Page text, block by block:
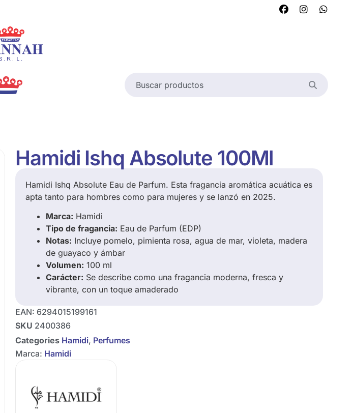
Hamidi Ishq Absolute 100Ml
Hamidi Ishq Absolute Eau de Parfum. Esta fragancia aromática acuática es
apta tanto para hombres como para mujeres y se lanzó en 2025.
Marca: Hamidi
Tipo de fragancia: Eau de Parfum (EDP)
Notas: Incluye pomelo, pimienta rosa, agua de mar, violeta, madera
de guayaco y ámbar
Volumen: 100 ml
Carácter: Se describe como una fragancia moderna, fresca y
vibrante, con un toque amaderado
EAN: 6294015199161
SKU 2400386
Categories Hamidi, Perfumes
Marca: Hamidi